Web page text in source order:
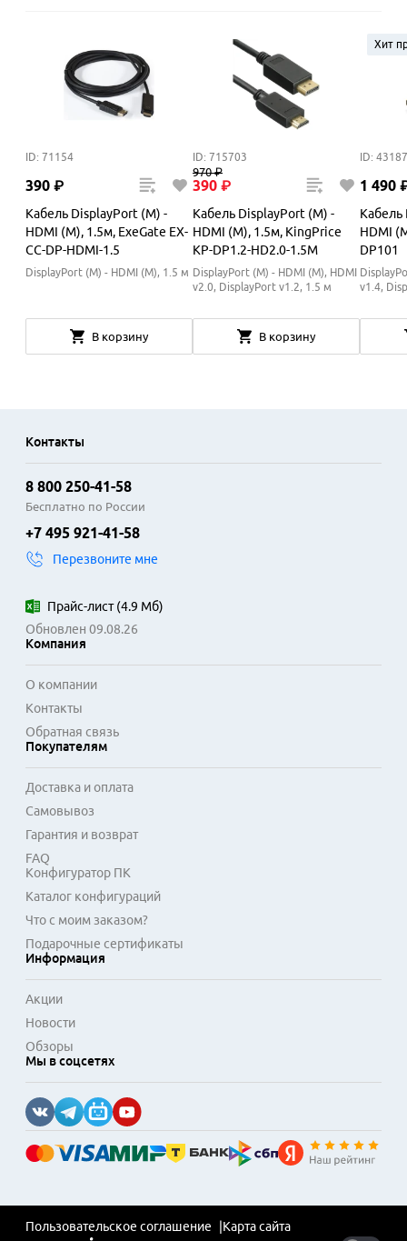
ID: 71154
390 ₽
Кабель DisplayPort (M) -
HDMI (M), 1.5м, ExeGate EX-
CC-DP-HDMI-1.5
DisplayPort (M) - HDMI (M), 1.5 м
В корзину
ID: 715703
970 ₽
390 ₽
Кабель DisplayPort (M) -
HDMI (M), 1.5м, KingPrice
KP-DP1.2-HD2.0-1.5M
DisplayPort (M) - HDMI (M), HDMI
v2.0, DisplayPort v1.2, 1.5 м
В корзину
Хит
ID:
1 490
Кабель
HDMI
DP101
v1.4,
Контакты
8 800 250-41-58
Бесплатно по России
+7 495 921-41-58
Перезвоните мне
Прайс-лист(4.9 Мб)
Обновлен 09.08.26
Компания
О компании
Контакты
Обратная связь
Покупателям
Доставка и оплата
Самовывоз
Гарантия и возврат
FAQ
Конфигуратор ПК
Каталог конфигураций
Что с моим заказом?
Подарочные сертификаты
Информация
Акции
Новости
Обзоры
Мы в соцсетях
Пользовательское соглашение
Карта сайта